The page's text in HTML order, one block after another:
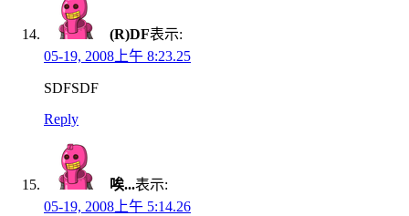
(R)DF表示:
05-19, 2008上午 8:23.25
SDFSDF
Reply
唉...表示:
05-19, 2008上午 5:14.26